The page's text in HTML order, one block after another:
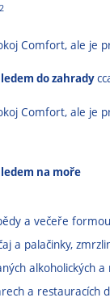
2
Comfort, ale je
do zahrady
Comfort, ale je
na moře
a večeře
a palačinky,
alkoholických a
a restauracích